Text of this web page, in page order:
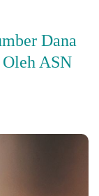
Dana
ASN